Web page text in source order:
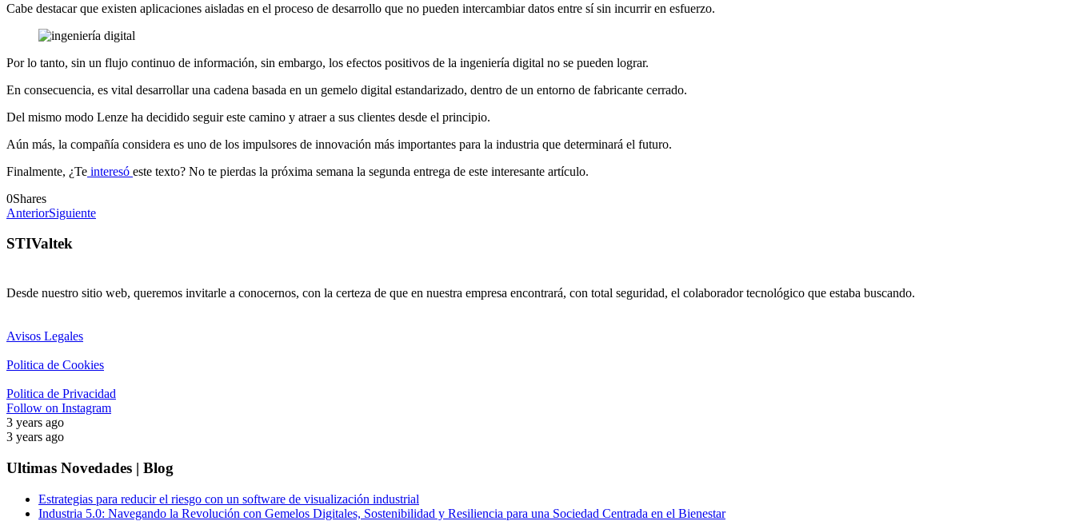
Cabe destacar que existen aplicaciones aisladas en el proceso de desarrollo que no pueden intercambiar datos entre sí sin incurrir en esfuerzo.
Por lo tanto, sin un flujo continuo de información, sin embargo, los efectos positivos de la ingeniería digital no se pueden lograr.
En consecuencia, es vital desarrollar una cadena basada en un gemelo digital estandarizado, dentro de un entorno de fabricante cerrado.
Del mismo modo Lenze ha decidido seguir este camino y atraer a sus clientes desde el principio.
Aún más, la compañía considera es uno de los impulsores de innovación más importantes para la industria que determinará el futuro.
Finalmente, ¿Te interesó este texto? No te pierdas la próxima semana la segunda entrega de este interesante artículo.
0Shares
AnteriorSiguiente
STIValtek
Desde nuestro sitio web, queremos invitarle a conocernos, con la certeza de que en nuestra empresa encontrará, con total seguridad, el colaborador tecnológico que estaba buscando.
Avisos Legales
Politica de Cookies
Politica de Privacidad
Follow on Instagram
3 years ago
3 years ago
Ultimas Novedades | Blog
Estrategias para reducir el riesgo con un software de visualización industrial
Industria 5.0: Navegando la Revolución con Gemelos Digitales, Sostenibilidad y Resiliencia para una Sociedad Centrada en el Bienestar